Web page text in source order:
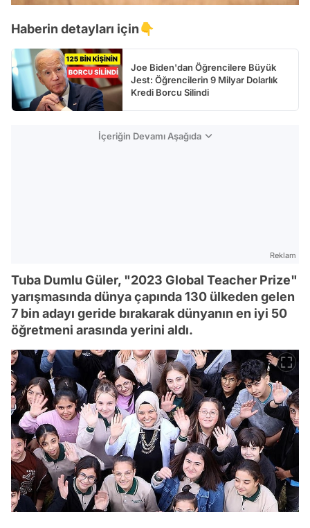
Haberin detayları için👇
Joe Biden'dan Öğrencilere Büyük
Jest: Öğrencilerin 9 Milyar Dolarlık
Kredi Borcu Silindi
İçeriğin Devamı Aşağıda
Reklam
Tuba Dumlu Güler, "2023 Global Teacher Prize"
yarışmasında dünya çapında 130 ülkeden gelen
7 bin adayı geride bırakarak dünyanın en iyi 50
öğretmeni arasında yerini aldı.